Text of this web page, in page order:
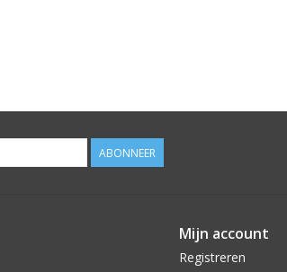
ABONNEER
Mijn account
Registreren